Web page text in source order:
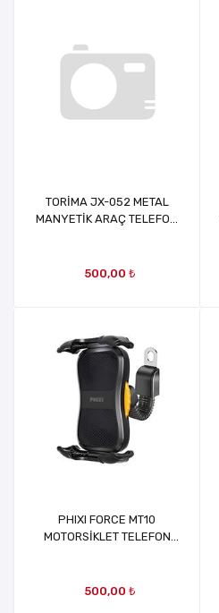
TORİMA JX-052 METAL
MANYETİK ARAÇ TELEFON
500,00 ₺
PHIXI FORCE MT10
MOTORSİKLET TELEFON
500,00 ₺